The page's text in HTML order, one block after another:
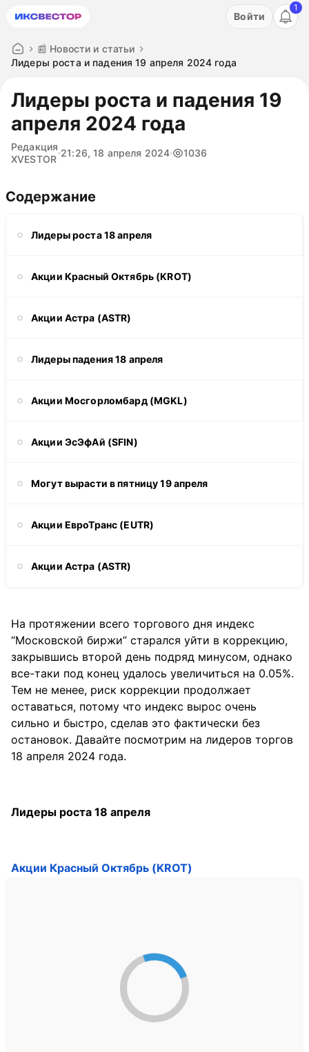
Акция: бесплатный пробный период на 3 дня!
Войти
1
📰 Новости и статьи
Лидеры роста и падения 19 апреля 2024 года
Лидеры роста и падения 19
апреля 2024 года
Редакция
XVESTOR
21:26, 18 апреля 2024 1036
Содержание
Лидеры роста 18 апреля
Акции Красный Октябрь (KROT)
Акции Астра (ASTR)
Лидеры падения 18 апреля
Акции Мосгорломбард (MGKL)
Акции ЭсЭфАй (SFIN)
Могут вырасти в пятницу 19 апреля
Акции ЕвроТранс (EUTR)
Акции Астра (ASTR)
На протяжении всего торгового дня индекс
“Московской биржи” старался уйти в коррекцию,
закрывшись второй день подряд минусом, однако
все-таки под конец удалось увеличиться на 0.05%.
Тем не менее, риск коррекции продолжает
оставаться, потому что индекс вырос очень
сильно и быстро, сделав это фактически без
остановок. Давайте посмотрим на лидеров торгов
18 апреля 2024 года.
Лидеры роста 18 апреля
Акции Красный Октябрь (KROT)